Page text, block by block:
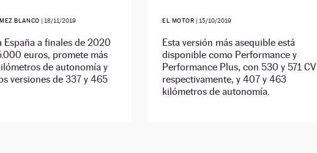
BLANCO | 18/11/2019
España a finales de 2020
euros, promete más
de autonomía y
versiones de 337 y 465
EL MOTOR | 15/10/2019
Esta versión más asequible está
disponible como Performance y
Performance Plus, con 530 y 571 CV
respectivamente, y 407 y 463
kilómetros de autonomía.